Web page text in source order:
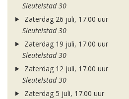
Sleutelstad 30
Zaterdag 26 juli, 17.00 uur
Sleutelstad 30
Zaterdag 19 juli, 17.00 uur
Sleutelstad 30
Zaterdag 12 juli, 17.00 uur
Sleutelstad 30
Zaterdag 5 juli, 17.00 uur